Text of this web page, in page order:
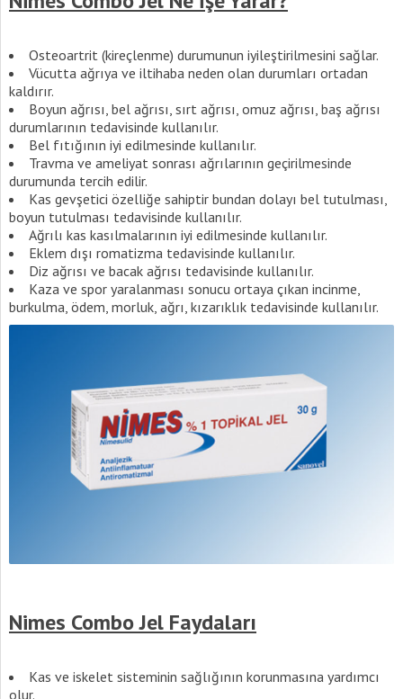
Osteoartrit (kireçlenme) durumunun iyileştirilmesini sağlar.
Vücutta ağrıya ve iltihaba neden olan durumları ortadan
kaldırır.
Boyun ağrısı, bel ağrısı, sırt ağrısı, omuz ağrısı, baş ağrısı
durumlarının tedavisinde kullanılır.
Bel fıtığının iyi edilmesinde kullanılır.
Travma ve ameliyat sonrası ağrılarının geçirilmesinde
durumunda tercih edilir.
Kas gevşetici özelliğe sahiptir bundan dolayı bel tutulması,
boyun tutulması tedavisinde kullanılır.
Ağrılı kas kasılmalarının iyi edilmesinde kullanılır.
Eklem dışı romatizma tedavisinde kullanılır.
Diz ağrısı ve bacak ağrısı tedavisinde kullanılır.
Kaza ve spor yaralanması sonucu ortaya çıkan incinme,
burkulma, ödem, morluk, ağrı, kızarıklık tedavisinde kullanılır.
Nimes Combo Jel Faydaları
Kas ve iskelet sisteminin sağlığının korunmasına yardımcı
olur.